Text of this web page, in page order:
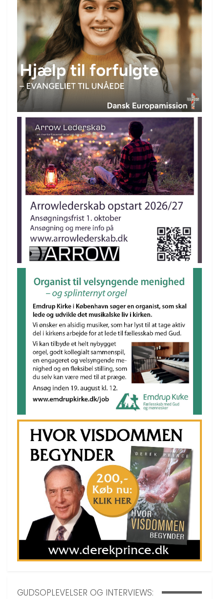
GUDSOPLEVELSER OG INTERVIEWS: